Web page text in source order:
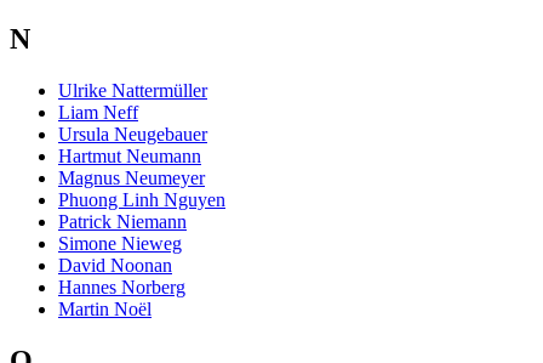
N
Ulrike Nattermüller
Liam Neff
Ursula Neugebauer
Hartmut Neumann
Magnus Neumeyer
Phuong Linh Nguyen
Patrick Niemann
Simone Nieweg
David Noonan
Hannes Norberg
Martin Noël